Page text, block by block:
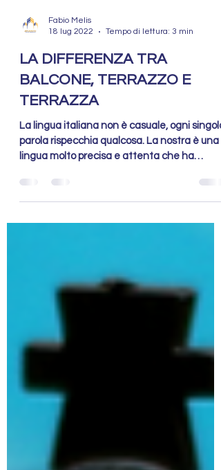
18 lug 2022
Tempo di lettura: 3 min
LA DIFFERENZA TRA
BALCONE, TERRAZZO E
TERRAZZA
La lingua italiana non è casuale, ogni singola
lingua molto precisa e attenta che ha
coniato...